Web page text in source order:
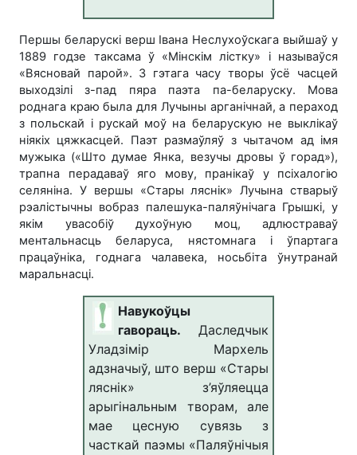
Першы беларускі верш Івана Неслухоўскага выйшаў у
1889 годзе таксама ў «Мінскім лістку» і называўся
«Вясновай парой». З гэтага часу творы ўсё часцей
выходзілі з-пад пяра паэта па-беларуску. Мова
роднага краю была для Лучыны арганічнай, а пераход
з польскай і рускай моў на беларускую не выклікаў
ніякіх цяжкасцей. Паэт размаўляў з чытачом ад імя
мужыка («Што думае Янка, везучы дровы ў горад»),
трапна перадаваў яго мову, пранікаў у псіхалогію
селяніна. У вершы «Стары ляснік» Лучына стварыў
рэалістычны вобраз палешука-паляўнічага Грышкі, у
якім увасобіў духоўную моц, адлюстраваў
ментальнасць беларуса, нястомнага і ўпартага
працаўніка, годнага чалавека, носьбіта ўнутранай
маральнасці.
Навукоўцы
гавораць. Даследчык
Уладзімір Мархель
адзначыў, што верш «Стары
ляснік» з’яўляецца
арыгінальным творам, але
мае цесную сувязь з
часткай паэмы «Паляўнічыя